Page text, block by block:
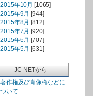
2015年10月 [1065]
2015年9月 [944]
2015年8月 [812]
2015年7月 [920]
2015年6月 [707]
2015年5月 [631]
JC-NETから
著作権及び肖像権などに
ついて